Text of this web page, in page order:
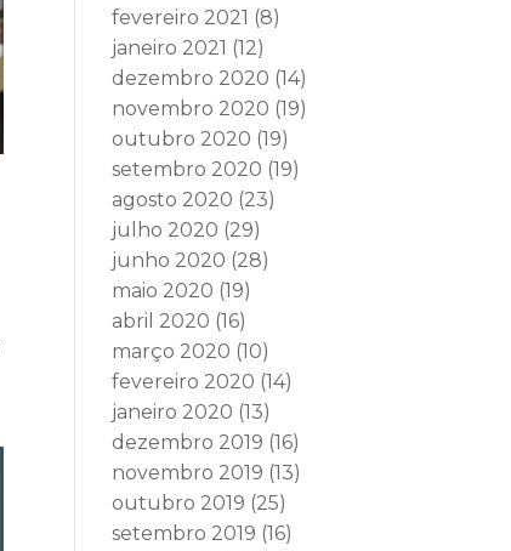
fevereiro 2021 (8)
janeiro 2021 (12)
dezembro 2020 (14)
novembro 2020 (19)
outubro 2020 (19)
setembro 2020 (19)
agosto 2020 (23)
julho 2020 (29)
junho 2020 (28)
maio 2020 (19)
abril 2020 (16)
março 2020 (10)
fevereiro 2020 (14)
janeiro 2020 (13)
dezembro 2019 (16)
novembro 2019 (13)
outubro 2019 (25)
setembro 2019 (16)